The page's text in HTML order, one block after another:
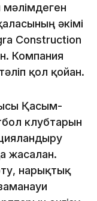
мәлімдеген
әкімі
Construction
Компания
қол қойған.
Қасым-
клубтарын
жасалған.
нарықтық